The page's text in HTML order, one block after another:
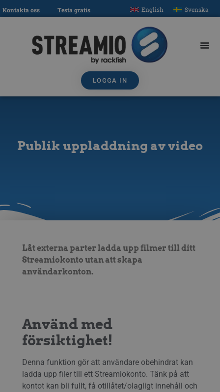
Kontakta oss Testa gratis English Svenska
LOGGA IN
Publik uppladdning av video
Låt externa parter ladda upp filmer till ditt
Streamiokonto utan att skapa
användarkonton.
Använd med
försiktighet!
Denna funktion gör att användare obehindrat kan
ladda upp filer till ett Streamiokonto. Tänk på att
kontot kan bli fullt, få otillåtet/olagligt innehåll och